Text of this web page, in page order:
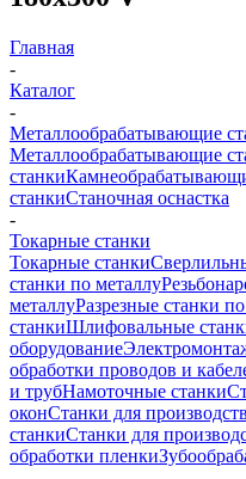
Главная
-
Каталог
-
Металлообрабатывающие
Металлообрабатывающие
станки
станкиСтаночная оснастка
-
Токарные станки
Токарные станки
станки по металлу
металлуРазрезные станки
станкиШлифовальные
оборудование
обработки проводов и
и трубНамоточные станки
оконСтанки для
станкиСтанки для
обработки пленки